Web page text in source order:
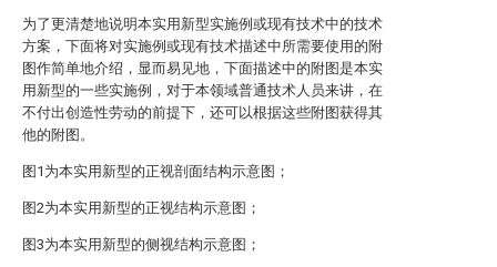
为了更清楚地说明本实用新型实施例或现有技术中的技术
方案，下面将对实施例或现有技术描述中所需要使用的附
图作简单地介绍，显而易见地，下面描述中的附图是本实
用新型的一些实施例，对于本领域普通技术人员来讲，在
不付出创造性劳动的前提下，还可以根据这些附图获得其
他的附图。
图1为本实用新型的正视剖面结构示意图；
图2为本实用新型的正视结构示意图；
图3为本实用新型的侧视结构示意图；